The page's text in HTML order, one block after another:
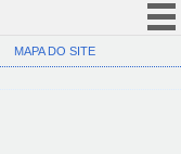
(COVID-19)
MAPA DO SITE